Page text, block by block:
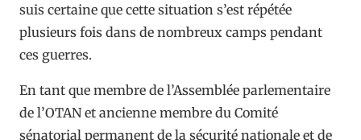
suis certaine que cette situation s’est répétée
plusieurs fois dans de nombreux camps pendant
ces guerres.
En tant que membre de l’Assemblée parlementaire
de l’OTAN et ancienne membre du Comité
sénatorial permanent de la sécurité nationale et de